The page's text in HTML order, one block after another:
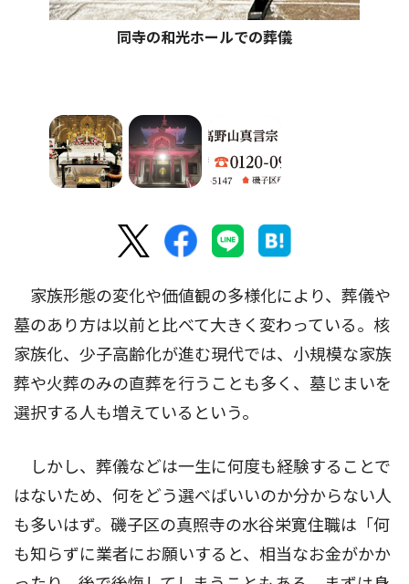
同寺の和光ホールでの葬儀
家族形態の変化や価値観の多様化により、葬儀や
墓のあり方は以前と比べて大きく変わっている。核
家族化、少子高齢化が進む現代では、小規模な家族
葬や火葬のみの直葬を行うことも多く、墓じまいを
選択する人も増えているという。
しかし、葬儀などは一生に何度も経験することで
はないため、何をどう選べばいいのか分からない人
も多いはず。磯子区の真照寺の水谷栄寛住職は「何
も知らずに業者にお願いすると、相当なお金がかか